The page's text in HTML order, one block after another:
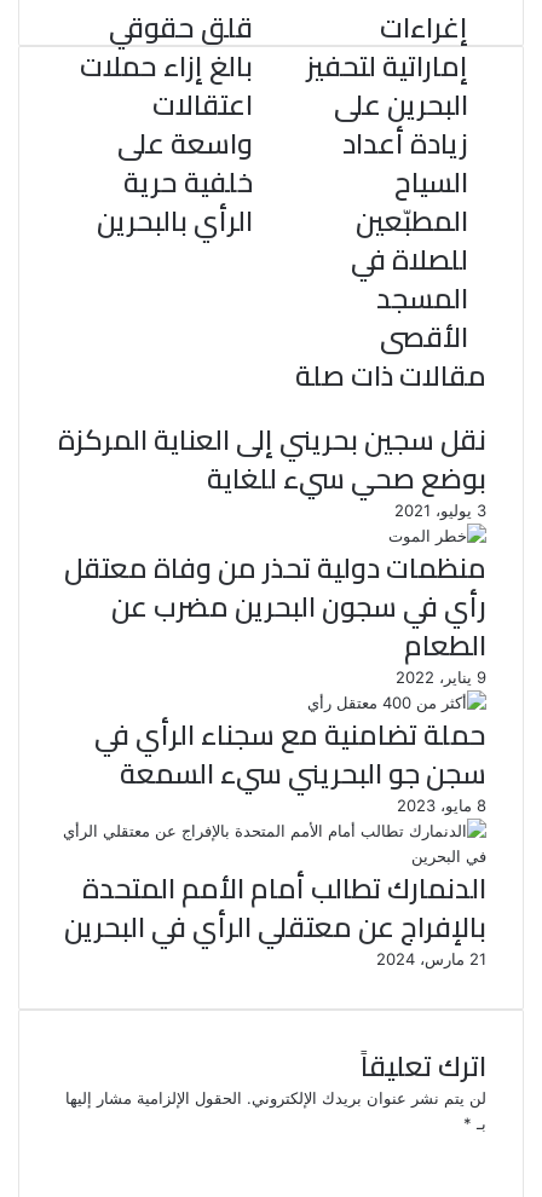
س
ت
قلق حقوقي
بالغ إزاء حملات
اعتقالات
واسعة على
خلفية حرية
الرأي بالبحرين
إغراءات
إماراتية لتحفيز
البحرين على
زيادة أعداد
السياح
المطبّعين
للصلاة في
المسجد
الأقصى
مقالات ذات صلة
نقل سجين بحريني إلى العناية المركزة
بوضع صحي سيء للغاية
3 يوليو، 2021
منظمات دولية تحذر من وفاة معتقل
رأي في سجون البحرين مضرب عن
الطعام
9 يناير، 2022
حملة تضامنية مع سجناء الرأي في
سجن جو البحريني سيء السمعة
8 مايو، 2023
الدنمارك تطالب أمام الأمم المتحدة
بالإفراج عن معتقلي الرأي في البحرين
21 مارس، 2024
اترك تعليقاً
لن يتم نشر عنوان بريدك الإلكتروني. الحقول الإلزامية مشار إليها
بـ *